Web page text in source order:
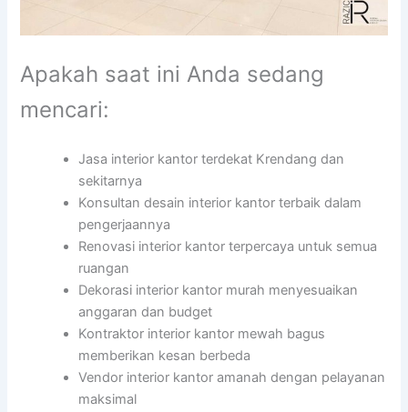
Apakah saat ini Anda sedang
mencari:
Jasa interior kantor terdekat Krendang dan
sekitarnya
Konsultan desain interior kantor terbaik dalam
pengerjaannya
Renovasi interior kantor terpercaya untuk semua
ruangan
Dekorasi interior kantor murah menyesuaikan
anggaran dan budget
Kontraktor interior kantor mewah bagus
memberikan kesan berbeda
Vendor interior kantor amanah dengan pelayanan
maksimal